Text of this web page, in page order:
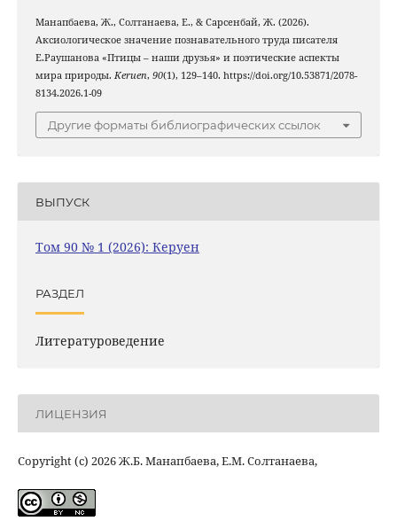
Манапбаева, Ж., Солтанаева, Е., & Сарсенбай, Ж. (2026).
Аксиологическое значение познавательного труда писателя
Е.Раушанова «Птицы – наши друзья» и поэтические аспекты
мира природы. Keruen, 90(1), 129–140. https://doi.org/10.53871/2078-
8134.2026.1-09
Другие форматы библиографических ссылок
ВЫПУСК
Том 90 № 1 (2026): Керуен
РАЗДЕЛ
Литературоведение
ЛИЦЕНЗИЯ
Copyright (c) 2026 Ж.Б. Манапбаева, Е.М. Солтанаева,